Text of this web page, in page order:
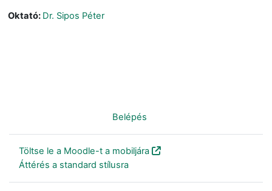
Oktató: Dr. Sipos Péter
Belépés
Töltse le a Moodle-t a mobiljára
Áttérés a standard stílusra